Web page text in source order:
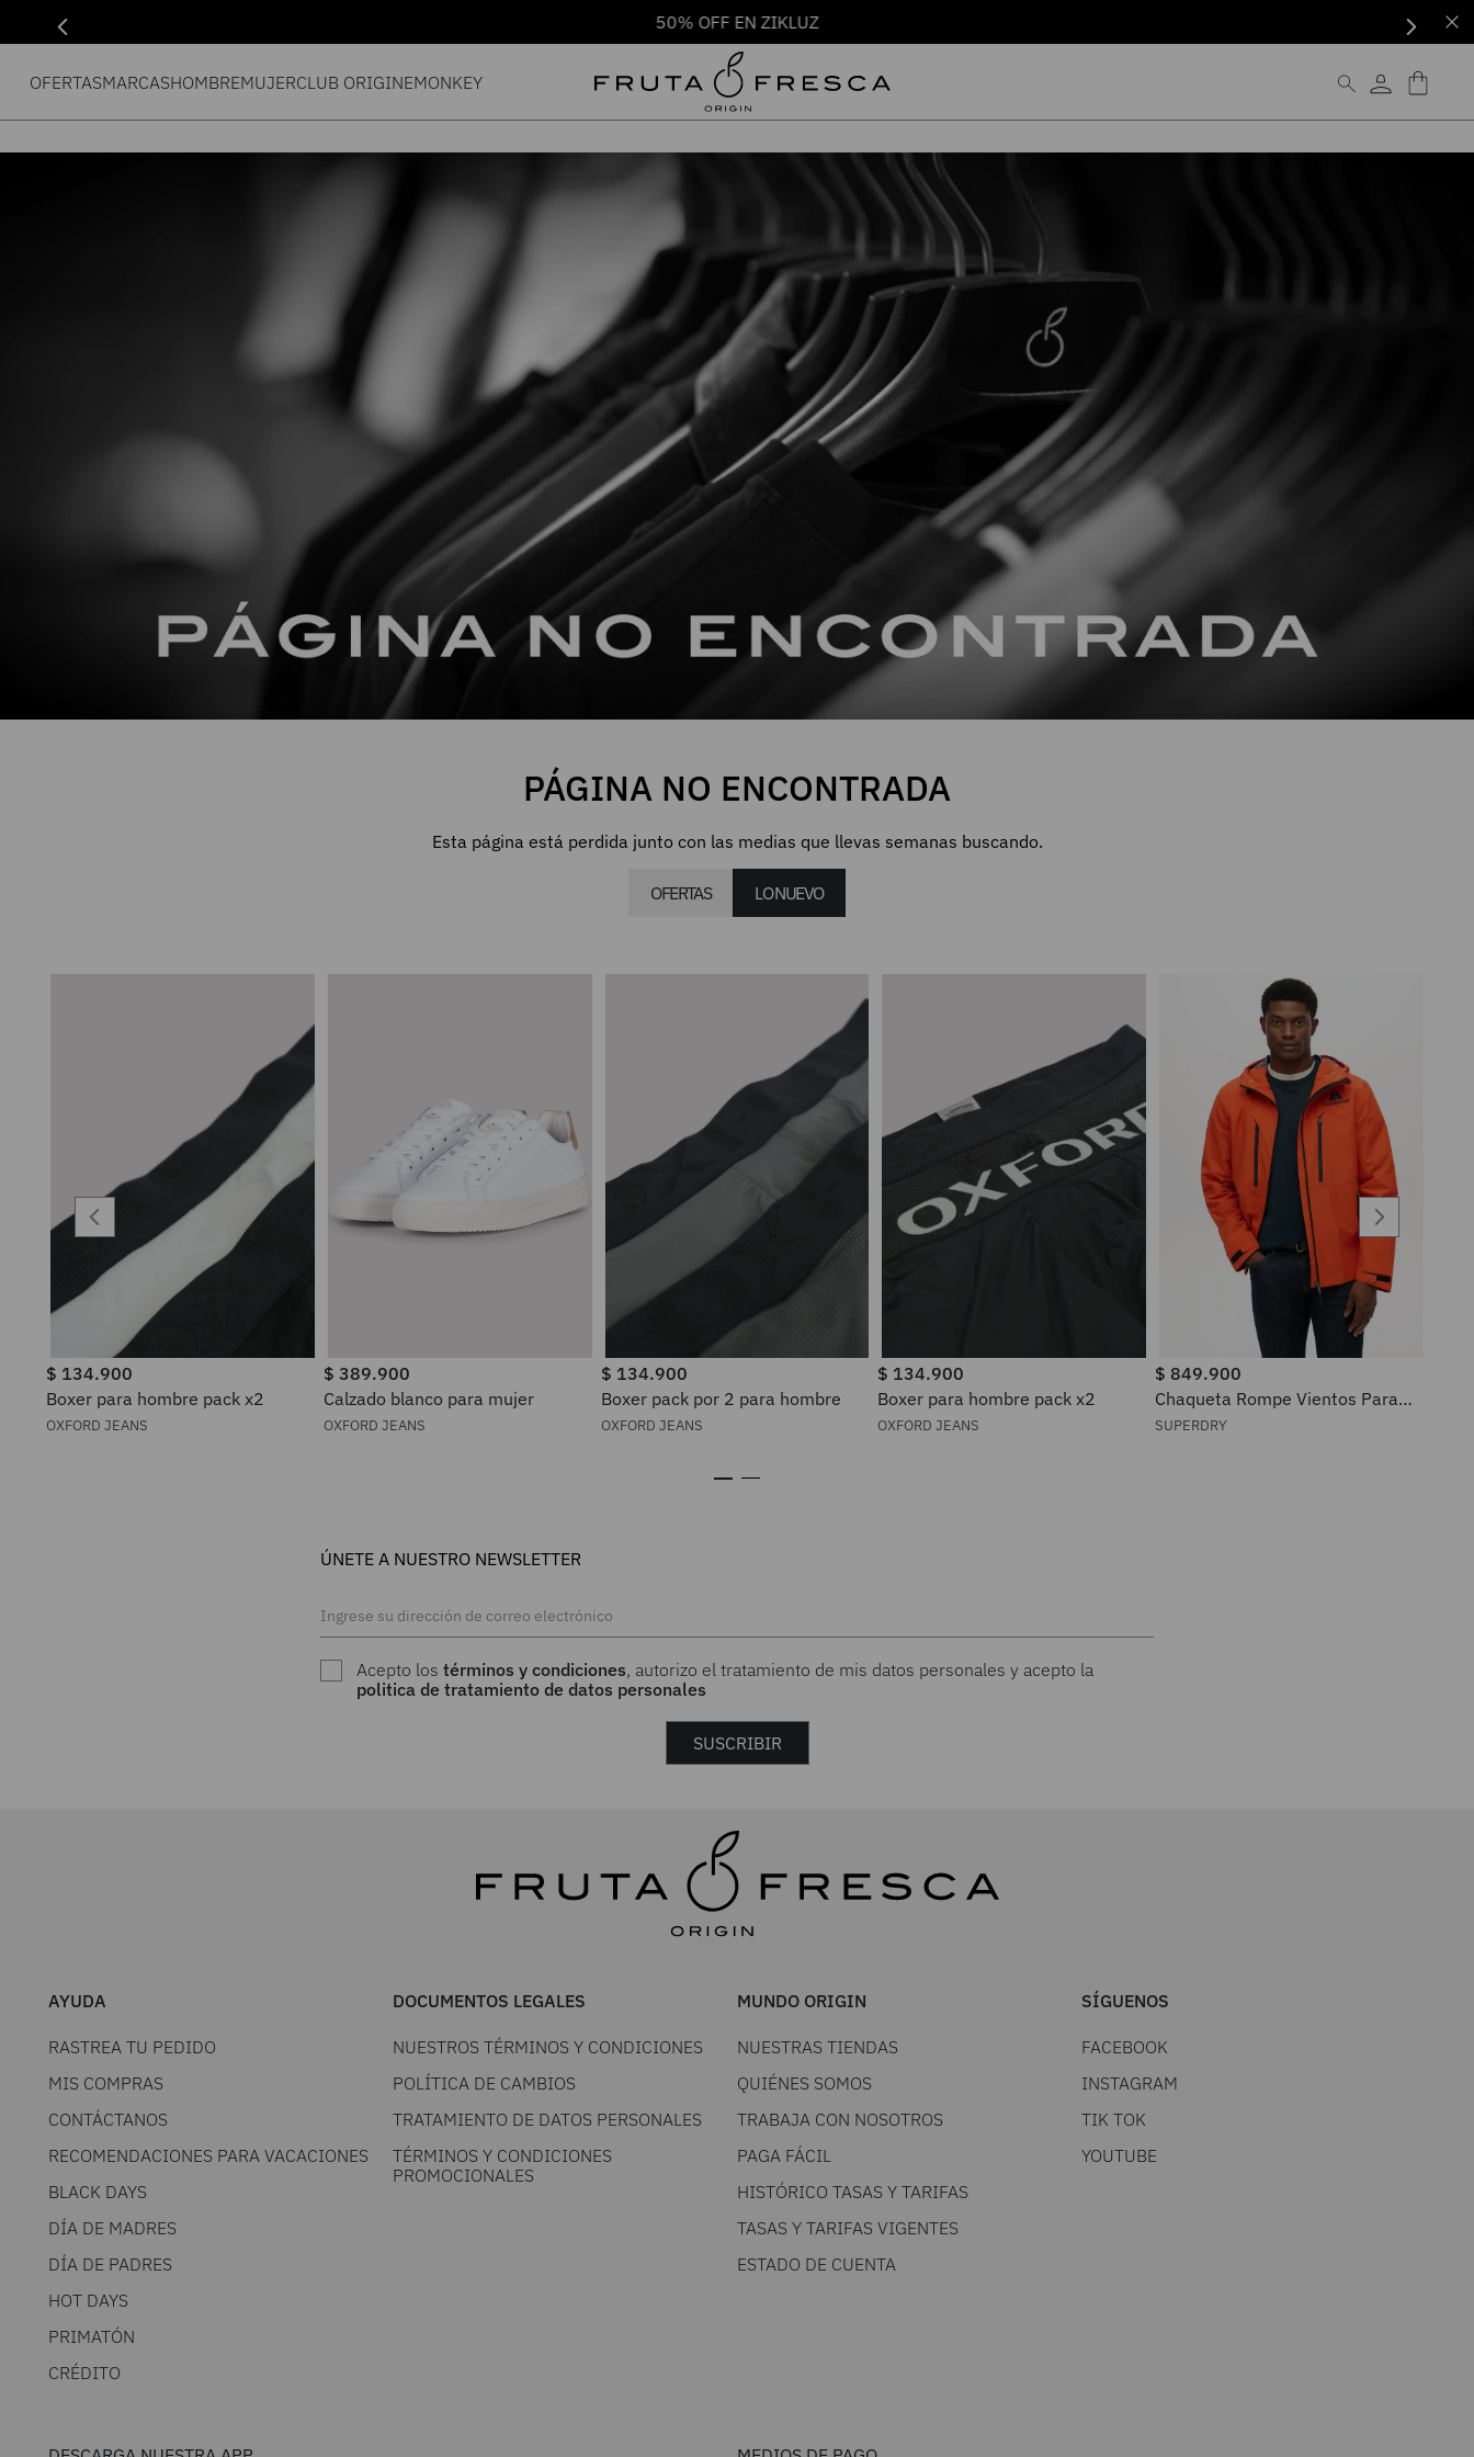
50% OFF EN ZIKLUZ
OFERTASMARCASHOMBREMUJERCLUB ORIGINEMONKEY
PÁGINA NO ENCONTRADA
Esta página está perdida junto con las medias que llevas semanas buscando.
OFERTAS LO NUEVO
$ 134.900
Boxer para hombre pack x2
OXFORD JEANS
$ 389.900
Calzado blanco para mujer
OXFORD JEANS
$ 134.900
Boxer pack por 2 para hombre
OXFORD JEANS
$ 134.900
Boxer para hombre pack x2
OXFORD JEANS
$ 849.900
Chaqueta Rompe Vientos Para
Hombre Waterproof Superdry
SUPERDRY
ÚNETE A NUESTRO NEWSLETTER
Acepto lostérminos y condiciones, autorizo el tratamiento de mis datos personales y acepto la
politica de tratamiento de datos personales
SUSCRIBIR
AYUDA
RASTREA TU PEDIDO
MIS COMPRAS
CONTÁCTANOS
RECOMENDACIONES PARA VACACIONES
BLACK DAYS
DÍA DE MADRES
DÍA DE PADRES
HOT DAYS
PRIMATÓN
CRÉDITO
DOCUMENTOS LEGALES
NUESTROS TÉRMINOS Y CONDICIONES
POLÍTICA DE CAMBIOS
TRATAMIENTO DE DATOS PERSONALES
TÉRMINOS Y CONDICIONES
PROMOCIONALES
MUNDO ORIGIN
NUESTRAS TIENDAS
QUIÉNES SOMOS
TRABAJA CON NOSOTROS
PAGA FÁCIL
HISTÓRICO TASAS Y TARIFAS
TASAS Y TARIFAS VIGENTES
ESTADO DE CUENTA
SÍGUENOS
FACEBOOK
INSTAGRAM
TIK TOK
YOUTUBE